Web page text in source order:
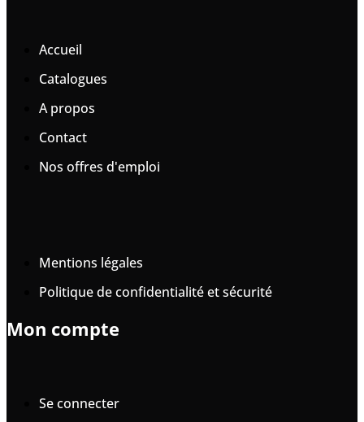
Accueil
Catalogues
A propos
Contact
Nos offres d'emploi
Mentions légales
Politique de confidentialité et sécurité
Mon compte
Se connecter